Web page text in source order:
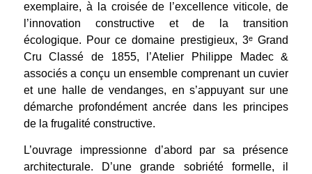
exemplaire, à la croisée de l’excellence viticole, de
l’innovation constructive et de la transition
écologique. Pour ce domaine prestigieux, 3ᵉ Grand
Cru Classé de 1855, l’Atelier Philippe Madec &
associés a conçu un ensemble comprenant un cuvier
et une halle de vendanges, en s’appuyant sur une
démarche profondément ancrée dans les principes
de la frugalité constructive.
L’ouvrage impressionne d’abord par sa présence
architecturale. D’une grande sobriété formelle, il